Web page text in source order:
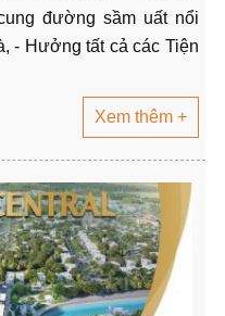
đường sầm uất nổi
- Hưởng tất cả các Tiện
Xem thêm +